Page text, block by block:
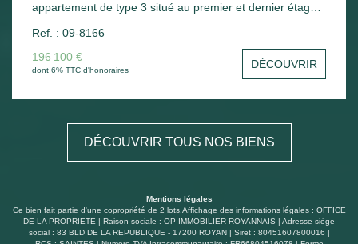
appartement de type 3 situé au premier et dernier étage
appartement lumineux de 58m² offre un cadre de vie
agréable et fonctionnel. Il se compose d'une entrée, d'un
séjour-salon lumineux ouvrant sur un balcon exposé Sud-
Ouest, parfaits pour profiter des journées ensoleillées.
D'une cuisine indépendante, deux de chambres, d'une
belle luminosité tout au long de la journée. À proximité
des commerces et des plages, cet appartement est idéal
l'immeuble. N'hésitez pas à nous contacter pour plus
d'informations ou pour planifier une visite !
Ref. : 09-8166
196 100 €
dont 6% TTC d'honoraires DÉCOUVRIR
DÉCOUVRIR TOUS NOS BIENS
Mentions légales
Ce bien fait partie d'une copropriété de 2 lots.Affichage des informations légales : OFFICE
DE LA PROPRIETE | Raison sociale : OP IMMOBILIER ROYANNAIS | Adresse siège
social : 83 BLD DE LA REPUBLIQUE - 17200 ROYAN | Siret : 80451607800016 |